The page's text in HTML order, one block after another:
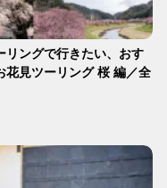
リングで行きたい、おす
花見ツーリング 桜 編／全